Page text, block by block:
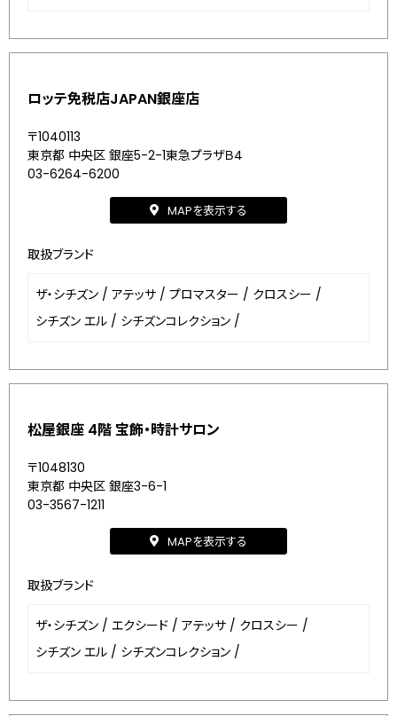
ロッテ免税店JAPAN銀座店
〒1040113
東京都 中央区 銀座5-2-1東急プラザＢ4
03-6264-6200
MAPを表示する
取扱ブランド
ザ・シチズン / アテッサ / プロマスター / クロスシー /
シチズン エル / シチズンコレクション /
松屋銀座 4階 宝飾・時計サロン
〒1048130
東京都 中央区 銀座3-6-1
03-3567-1211
MAPを表示する
取扱ブランド
ザ・シチズン / エクシード / アテッサ / クロスシー /
シチズン エル / シチズンコレクション /